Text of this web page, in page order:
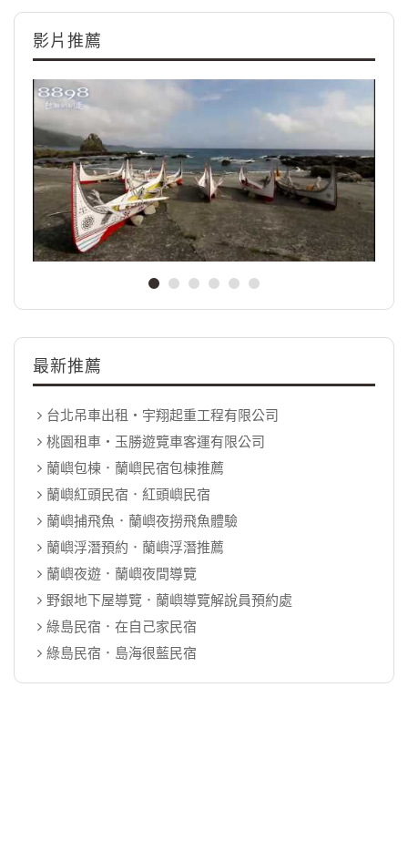
影片推薦
最新推薦
台北吊車出租‧宇翔起重工程有限公司
桃園租車‧玉勝遊覽車客運有限公司
蘭嶼包棟．蘭嶼民宿包棟推薦
蘭嶼紅頭民宿．紅頭嶼民宿
蘭嶼捕飛魚．蘭嶼夜撈飛魚體驗
蘭嶼浮潛預約．蘭嶼浮潛推薦
蘭嶼夜遊．蘭嶼夜間導覽
野銀地下屋導覽．蘭嶼導覽解說員預約處
綠島民宿．在自己家民宿
綠島民宿．島海很藍民宿